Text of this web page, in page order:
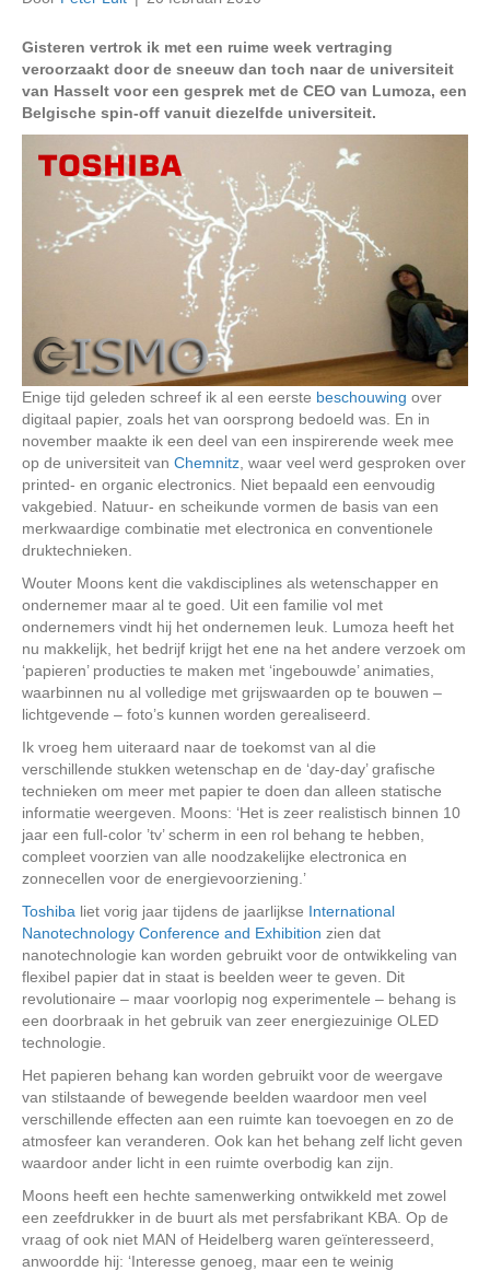
Gisteren vertrok ik met een ruime week vertraging
veroorzaakt door de sneeuw dan toch naar de universiteit
van Hasselt voor een gesprek met de CEO van Lumoza, een
Belgische spin-off vanuit diezelfde universiteit.
Enige tijd geleden schreef ik al een eerste beschouwing over
digitaal papier, zoals het van oorsprong bedoeld was. En in
november maakte ik een deel van een inspirerende week mee
op de universiteit van Chemnitz , waar veel werd gesproken over
printed- en organic electronics. Niet bepaald een eenvoudig
vakgebied. Natuur- en scheikunde vormen de basis van een
merkwaardige combinatie met electronica en conventionele
druktechnieken.
Wouter Moons kent die vakdisciplines als wetenschapper en
ondernemer maar al te goed. Uit een familie vol met
ondernemers vindt hij het ondernemen leuk. Lumoza heeft het
nu makkelijk, het bedrijf krijgt het ene na het andere verzoek om
‘papieren’ producties te maken met ‘ingebouwde’ animaties,
waarbinnen nu al volledige met grijswaarden op te bouwen –
lichtgevende – foto’s kunnen worden gerealiseerd.
Ik vroeg hem uiteraard naar de toekomst van al die
verschillende stukken wetenschap en de ‘day-day’ grafische
technieken om meer met papier te doen dan alleen statische
informatie weergeven. Moons: ‘Het is zeer realistisch binnen 10
jaar een full-color ’tv’ scherm in een rol behang te hebben,
compleet voorzien van alle noodzakelijke electronica en
zonnecellen voor de energievoorziening.’
Toshiba liet vorig jaar tijdens de jaarlijkse International
Nanotechnology Conference and Exhibition zien dat
nanotechnologie kan worden gebruikt voor de ontwikkeling van
flexibel papier dat in staat is beelden weer te geven. Dit
revolutionaire – maar voorlopig nog experimentele – behang is
een doorbraak in het gebruik van zeer energiezuinige OLED
technologie.
Het papieren behang kan worden gebruikt voor de weergave
van stilstaande of bewegende beelden waardoor men veel
verschillende effecten aan een ruimte kan toevoegen en zo de
atmosfeer kan veranderen. Ook kan het behang zelf licht geven
waardoor ander licht in een ruimte overbodig kan zijn.
Moons heeft een hechte samenwerking ontwikkeld met zowel
een zeefdrukker in de buurt als met persfabrikant KBA. Op de
vraag of ook niet MAN of Heidelberg waren geïnteresseerd,
anwoordde hij: ‘Interesse genoeg, maar een te weinig